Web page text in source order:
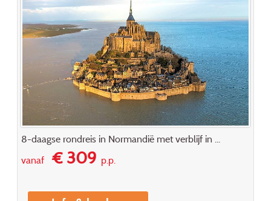
8-daagse rondreis in Normandië met verblijf in ...
vanaf€ 309p.p.